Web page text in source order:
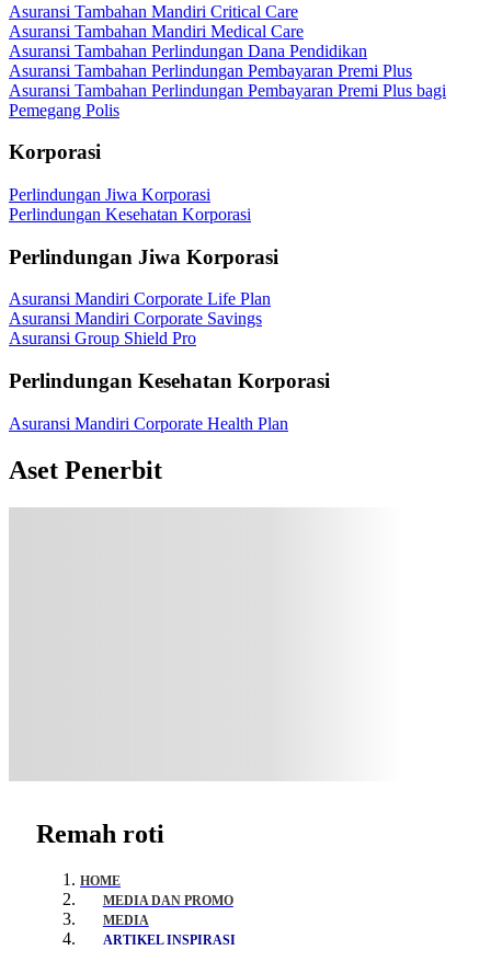
Asuransi Tambahan Mandiri Critical Care
Asuransi Tambahan Mandiri Medical Care
Asuransi Tambahan Perlindungan Dana Pendidikan
Asuransi Tambahan Perlindungan Pembayaran Premi Plus
Asuransi Tambahan Perlindungan Pembayaran Premi Plus bagi
Pemegang Polis
Korporasi
Perlindungan Jiwa Korporasi
Perlindungan Kesehatan Korporasi
Perlindungan Jiwa Korporasi
Asuransi Mandiri Corporate Life Plan
Asuransi Mandiri Corporate Savings
Asuransi Group Shield Pro
Perlindungan Kesehatan Korporasi
Asuransi Mandiri Corporate Health Plan
Aset Penerbit
Remah roti
HOME
MEDIA DAN PROMO
MEDIA
ARTIKEL INSPIRASI